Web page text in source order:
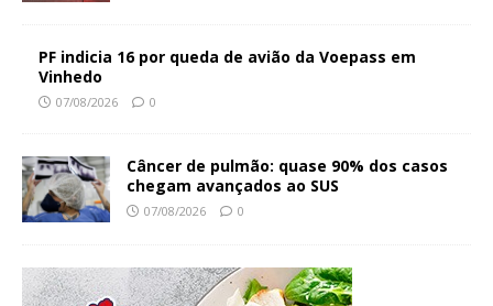
PF indicia 16 por queda de avião da Voepass em
Vinhedo
07/08/2026 0
Câncer de pulmão: quase 90% dos casos
chegam avançados ao SUS
07/08/2026 0